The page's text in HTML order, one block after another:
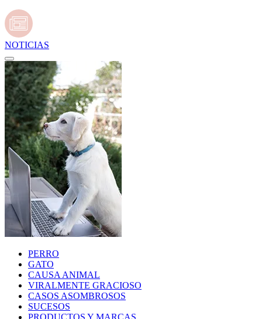
NOTICIAS
PERRO
GATO
CAUSA ANIMAL
VIRALMENTE GRACIOSO
CASOS ASOMBROSOS
SUCESOS
PRODUCTOS Y MARCAS